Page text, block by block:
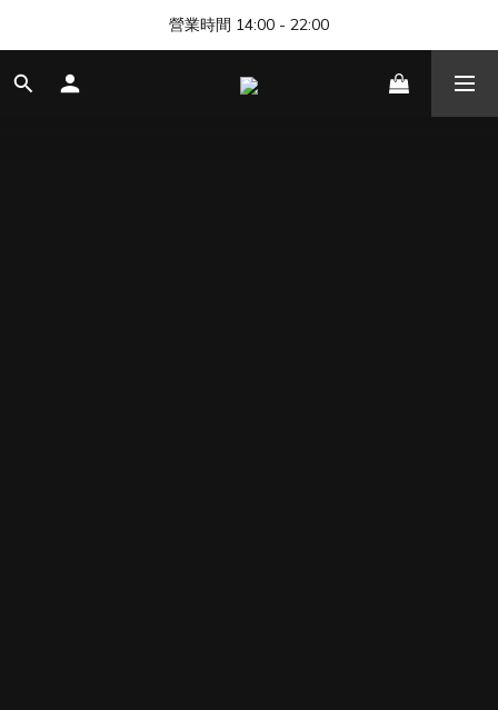
🎊 清邁尼曼店開幕，歡迎來找我們玩 🎊
營業時間 14:00 - 22:00
🎊 清邁尼曼店開幕，歡迎來找我們玩 🎊